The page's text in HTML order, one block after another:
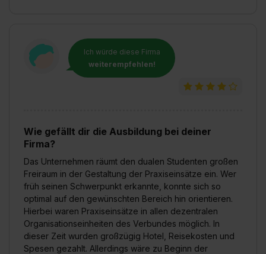
Ich würde diese Firma
weiterempfehlen!
Wie gefällt dir die Ausbildung bei deiner
Firma?
Das Unternehmen räumt den dualen Studenten großen
Freiraum in der Gestaltung der Praxiseinsätze ein. Wer
früh seinen Schwerpunkt erkannte, konnte sich so
optimal auf den gewünschten Bereich hin orientieren.
Hierbei waren Praxiseinsätze in allen dezentralen
Organisationseinheiten des Verbundes möglich. In
dieser Zeit wurden großzügig Hotel, Reisekosten und
Spesen gezahlt. Allerdings wäre zu Beginn der